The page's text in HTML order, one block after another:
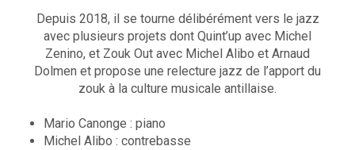
Depuis 2018, il se tourne délibérément vers le jazz
avec plusieurs projets dont Quint’up avec Michel
Zenino, et Zouk Out avec Michel Alibo et Arnaud
Dolmen et propose une relecture jazz de l’apport du
zouk à la culture musicale antillaise.
Mario Canonge : piano
Michel Alibo : contrebasse